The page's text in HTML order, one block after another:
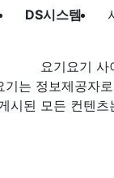
DS시스템
요기요기 사
기는 정보제공자
시된 모든 컨텐